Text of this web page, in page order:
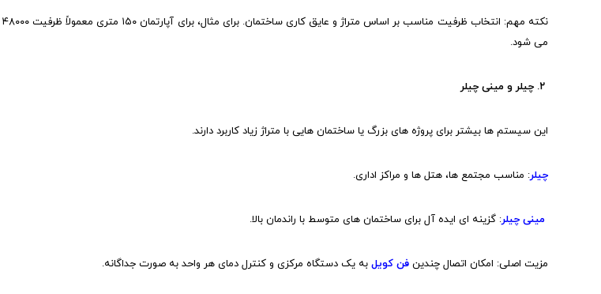
می شود.
۲. چیلر و مینی چیلر
این سیستم ها بیشتر برای پروژه های بزرگ یا ساختمان هایی با متراژ زیاد کاربرد دارند.
چیلر: مناسب مجتمع ها، هتل ها و مراکز اداری.
مینی چیلر: گزینه ای ایده آل برای ساختمان های متوسط با راندمان بالا.
مزیت اصلی: امکان اتصال چندینفن کویل به یک دستگاه مرکزی و کنترل دمای هر واحد به صورت جداگانه.